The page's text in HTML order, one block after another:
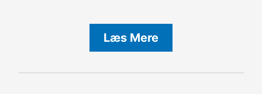
Læs Mere